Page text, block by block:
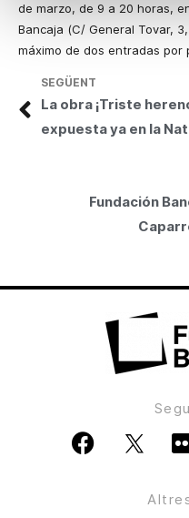
de marzo, de 9 a 20 horas,
Bancaja (C/ General Tovar,
máximo de dos entradas por
Fundación
SEGÜENT
La obra ¡Triste
expuesta ya en la